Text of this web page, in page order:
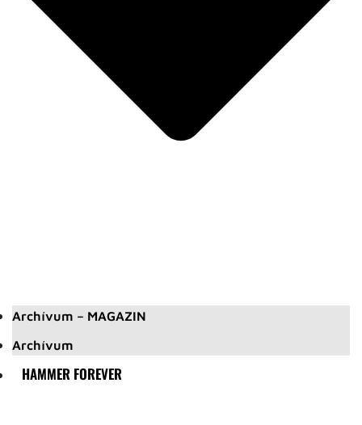
Archívum – MAGAZIN
Archívum
HAMMER FOREVER